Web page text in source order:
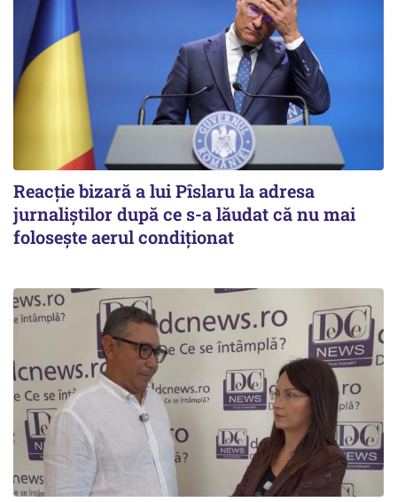
Reacție bizară a lui Pîslaru la adresa
jurnaliștilor după ce s-a lăudat că nu mai
folosește aerul condiționat